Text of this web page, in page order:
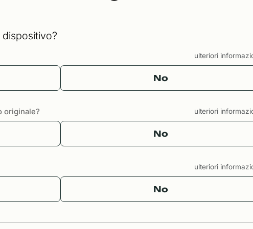
ulteriori
No
originale? ulteriori
No
ulteriori
No